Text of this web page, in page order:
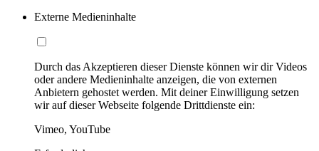
Externe Medieninhalte
Durch das Akzeptieren dieser Dienste können wir dir Videos
oder andere Medieninhalte anzeigen, die von externen
Anbietern gehostet werden. Mit deiner Einwilligung setzen
wir auf dieser Webseite folgende Drittdienste ein:
Vimeo, YouTube